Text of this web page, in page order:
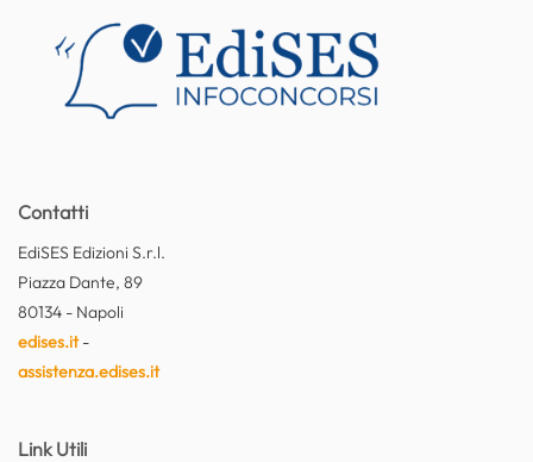
Contatti
EdiSES Edizioni S.r.l.
Piazza Dante, 89
80134 - Napoli
edises.it-
assistenza.edises.it
Link Utili